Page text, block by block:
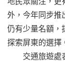
外，今年同步推
仍有少量名額，
探索屏東的選擇
交通旅遊處表